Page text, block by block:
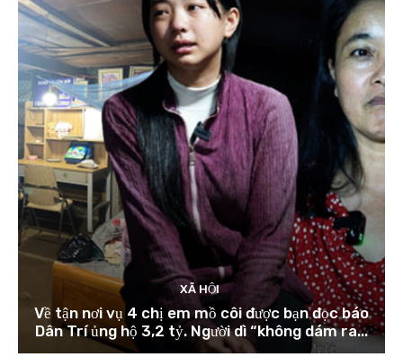
XÃ HỘI
Về tận nơi vụ 4 chị em mồ côi được bạn đọc báo
Dân Trí ủng hộ 3,2 tỷ. Người dì “không dám ra...